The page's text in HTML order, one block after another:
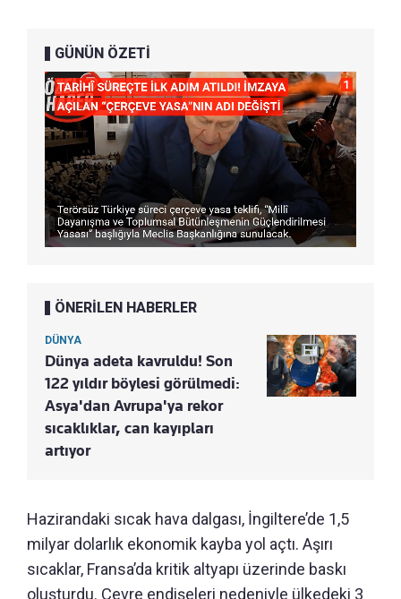
GÜNÜN ÖZETİ
ÖNERİLEN HABERLER
DÜNYA
Dünya adeta kavruldu! Son
122 yıldır böylesi görülmedi:
Asya'dan Avrupa'ya rekor
sıcaklıklar, can kayıpları
artıyor
Hazirandaki sıcak hava dalgası, İngiltere’de 1,5
milyar dolarlık ekonomik kayba yol açtı. Aşırı
sıcaklar, Fransa’da kritik altyapı üzerinde baskı
oluşturdu. Çevre endişeleri nedeniyle ülkedeki 3